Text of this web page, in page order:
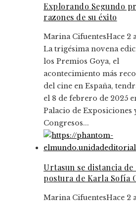
Explorando Segundo
razones de su éxito
Marina CifuentesHace 2
La trigésima novena
los Premios Goya, el
acontecimiento más
del cine en España,
el 8 de febrero de 2025
Palacio de Exposiciones
Congresos...
Urtasun se distancia de
postura de Karla Sofía
Marina CifuentesHace 2